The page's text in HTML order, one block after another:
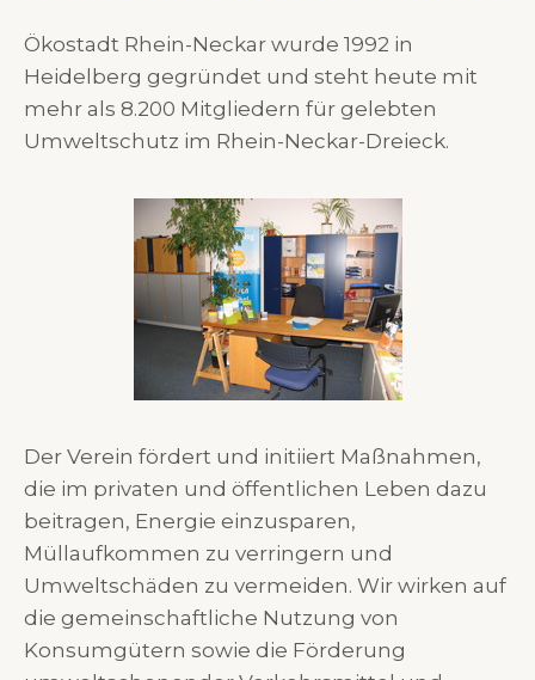
Ökostadt Rhein-Neckar wurde 1992 in
Heidelberg gegründet und steht heute mit
mehr als 8.200 Mitgliedern für gelebten
Umweltschutz im Rhein-Neckar-Dreieck.
Der Verein fördert und initiiert Maßnahmen,
die im privaten und öffentlichen Leben dazu
beitragen, Energie einzusparen,
Müllaufkommen zu verringern und
Umweltschäden zu vermeiden. Wir wirken auf
die gemeinschaftliche Nutzung von
Konsumgütern sowie die Förderung